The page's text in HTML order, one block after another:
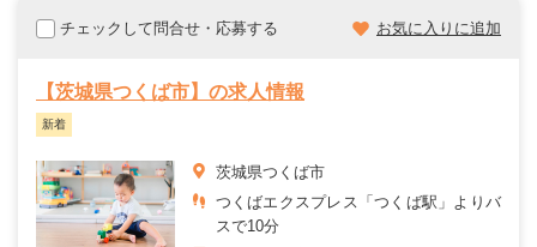
チェックして問合せ・応募する お気に入りに追加
【茨城県つくば市】の求人情報
新着
茨城県つくば市
つくばエクスプレス「つくば駅」よりバ
スで10分